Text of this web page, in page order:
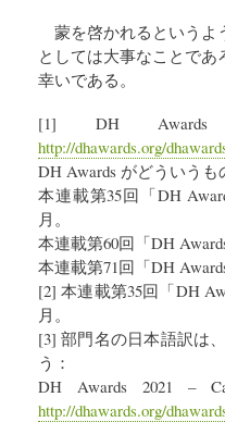
蒙を啓かれるというよ
としては大事なことで
幸いである。
[1] DH Awards
http://dhawards.org/
DH Awards がどういう
本連載第35回「DH
月。
本連載第60回「DH
本連載第71回「DH
[2] 本連載第35回「DH
月。
[3] 部門名の日本語訳は
う：
DH Awards 2021 –
http://dhawards.org/